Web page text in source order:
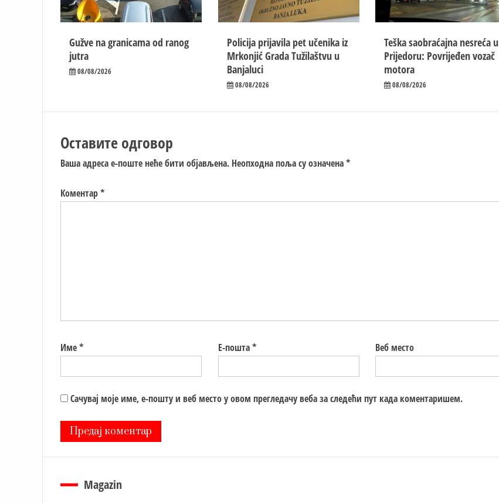
Gužve na granicama od ranog
jutra
08/08/2026
Policija prijavila pet učenika iz
Mrkonjić Grada Tužilaštvu u
Banjaluci
08/08/2026
Teška saobraćajna nesreća u
Prijedoru: Povrijeđen vozač
motora
08/08/2026
Оставите одговор
Ваша адреса е-поште неће бити објављена. Неопходна поља су означена*
Коментар*
Име* Е-пошта* Веб место
Сачувај моје име, е-пошту и веб место у овом прегледачу веба за следећи пут када коментаришем.
Magazin